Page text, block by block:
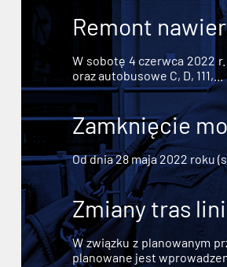
Remont
W sobotę 4 czerwca 2022
oraz autobusowe C, D, 111,...
Zamknięcie
Od dnia 28 maja 2022 roku
Zmiany tras
W związku z planowanym
planowane jest